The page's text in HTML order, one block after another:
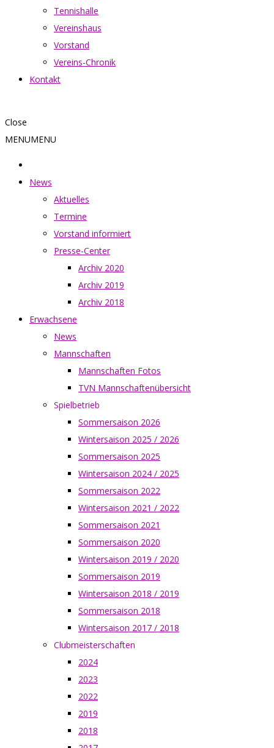
Tennishalle
Vereinshaus
Vorstand
Vereins-Chronik
Kontakt
Close
MENUMENU
News
Aktuelles
Termine
Vorstand informiert
Presse-Center
Archiv 2020
Archiv 2019
Archiv 2018
Erwachsene
News
Mannschaften
Mannschaften Fotos
TVN Mannschaftenübersicht
Spielbetrieb
Sommersaison 2026
Wintersaison 2025 / 2026
Sommersaison 2025
Wintersaison 2024 / 2025
Sommersaison 2022
Wintersaison 2021 / 2022
Sommersaison 2021
Sommersaison 2020
Wintersaison 2019 / 2020
Sommersaison 2019
Wintersaison 2018 / 2019
Sommersaison 2018
Wintersaison 2017 / 2018
Clubmeisterschaften
2024
2023
2022
2019
2018